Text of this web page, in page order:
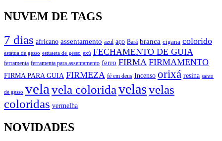
NUVEM DE TAGS
7 dias africano assentamento azul aço Bará branca cigana colorido
estatua de gesso estuaeta de gesso exú FECHAMENTO DE GUIA
ferramenta ferramenta para assentamento ferro FIRMA FIRMAMENTO
FIRMA PARA GUIA FIRMEZA fé em deus Incenso orixá resina santo
de gesso vela vela coloridavelasvelas
coloridas vermelha
NOVIDADES